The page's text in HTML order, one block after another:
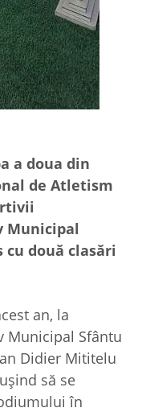
a doua din
de Atletism
Municipal
cu două clasări
an, la
Municipal Sfântu
Didier Mititelu
să se
în